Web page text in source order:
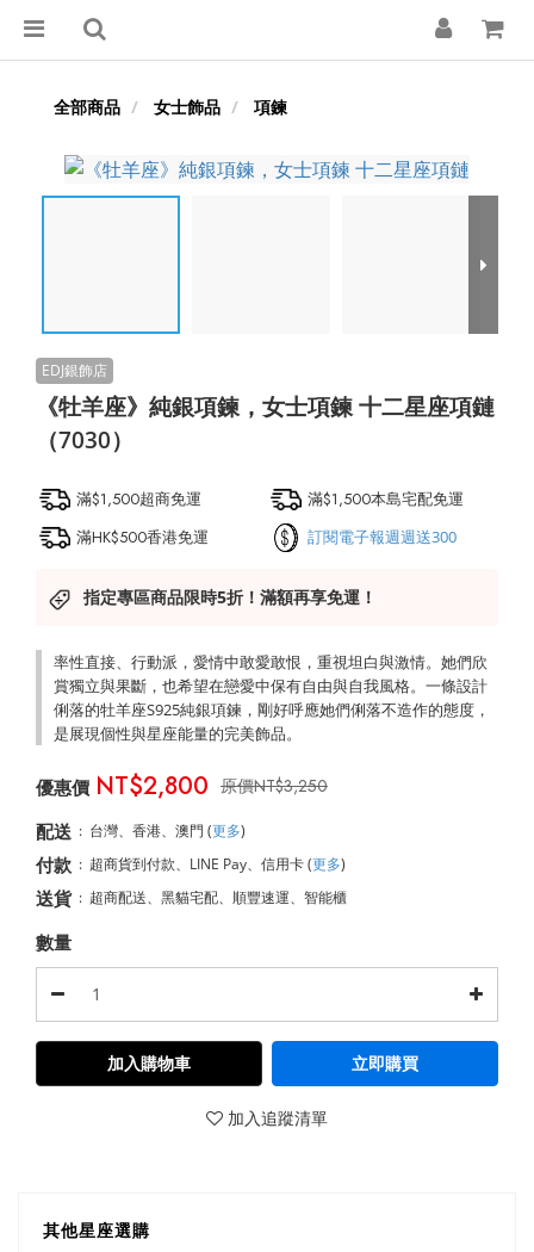
全部商品 女士飾品 項鍊
《牡羊座》純銀項鍊，女士項鍊 十二星座項鏈
（7030）
滿$1,500超商免運
滿$1,500本島宅配免運
滿HK$500香港免運
訂閱電子報週週送300
指定專區商品限時5折！滿額再享免運！
率性直接、行動派，愛情中敢愛敢恨，重視坦白與激情。她們欣
賞獨立與果斷，也希望在戀愛中保有自由與自我風格。一條設計
俐落的牡羊座S925純銀項鍊，剛好呼應她們俐落不造作的態度，
是展現個性與星座能量的完美飾品。
NT$3,250
NT$2,800
配送 : 台灣、香港、澳門 (更多)
付款 : 超商貨到付款、LINE Pay、信用卡(更多)
送貨 : 超商配送、黑貓宅配、順豐速運、智能櫃
數量
加入購物車 立即購買
加入追蹤清單
其他星座選購